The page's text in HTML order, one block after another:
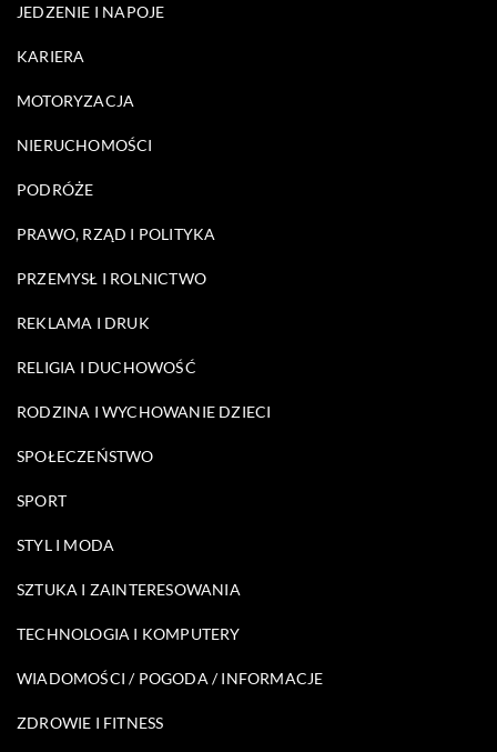
JEDZENIE I NAPOJE
KARIERA
MOTORYZACJA
NIERUCHOMOŚCI
PODRÓŻE
PRAWO, RZĄD I POLITYKA
PRZEMYSŁ I ROLNICTWO
REKLAMA I DRUK
RELIGIA I DUCHOWOŚĆ
RODZINA I WYCHOWANIE DZIECI
SPOŁECZEŃSTWO
SPORT
STYL I MODA
SZTUKA I ZAINTERESOWANIA
TECHNOLOGIA I KOMPUTERY
WIADOMOŚCI / POGODA / INFORMACJE
ZDROWIE I FITNESS